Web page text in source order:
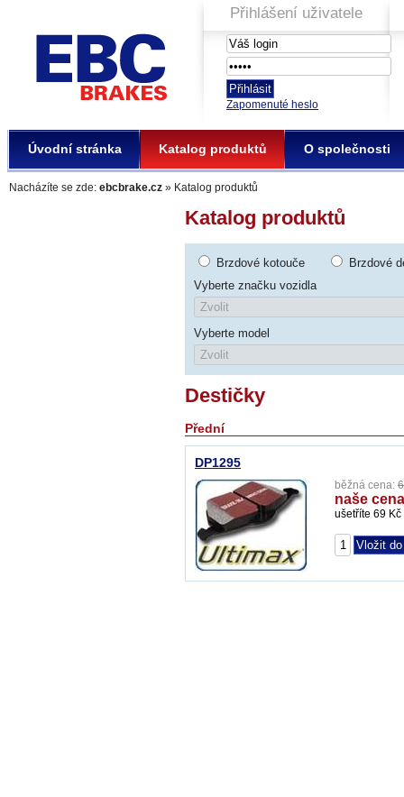
EBC Brakes
Nacházíte se zde: ebcbrake.cz » Katalog produktů
Katalog produktů
Brzdové kotouče
Brzdové
Vyberte značku vozidla
Vyberte model
Destičky
Přední
DP1295
běžná cena:
naše
ušetříte 69 Kč
Úvodní stránka Katalog produktů O společnosti
Přihlášení uživatele
Zapomenuté heslo